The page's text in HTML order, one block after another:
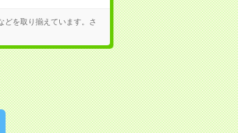
どを取り揃えています。さ